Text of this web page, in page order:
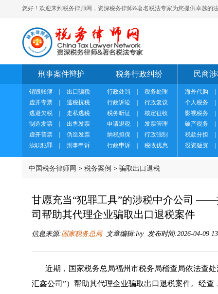
您好！欢迎来到税务律师网，资深税务律师&著名税法专家为您提供卓越的
刑事案件辩护
销毁账簿
出口骗税
虚开专票
逃税抗税
逃避欠税
走私逃税
制造发票
出售发票
虚开普票
伪造发票
渎职犯罪
刑事申诉
税务行政纠纷
行政处罚
税务处理
行政诉讼
行政复议
税务听证
核定征收
申请退税
发票管理
纳税担保
行政强制
行政申诉
税收优惠
民商
海外代购
个人税务
影视税务
破产税务
税款分担
投资融资
中国税务律师网 > 税务案例 > 骗取出口退税
甘愿充当“犯罪工具”的涉税中介公司
司帮助其代理企业骗取出口退税案件
信息来源:国家税务总局文章编辑:lvy 发布时间:2026-04-09
近期，国家税务总局福州市税务局稽查局依法查
汇鑫公司”）帮助其代理企业骗取出口退税案件。经